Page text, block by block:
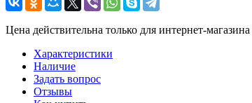
Цена действительна только для интернет-
Характеристики
Наличие
Задать вопрос
Отзывы